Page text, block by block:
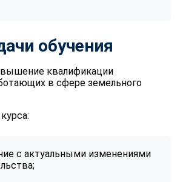
обучения
квалификации
в сфере земельного
с актуальными изменениями